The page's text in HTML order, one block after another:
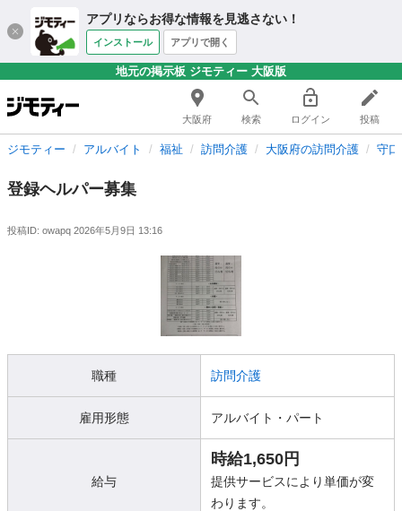
アプリならお得な情報を見逃さない！
インストール アプリで開く
地元の掲示板 ジモティー 大阪版
大阪府 検索 ログイン 投稿
ジモティー アルバイト 福祉 訪問介護 大阪府の訪問介護 守
登録ヘルパー募集
投稿ID: owapq 2026年5月9日 13:16
職種 訪問介護
雇用形態 アルバイト・パート
給与
時給1,650円
提供サービスにより単価が変
わります。